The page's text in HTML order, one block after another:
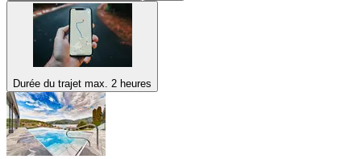
Durée du trajet max. 2 heures